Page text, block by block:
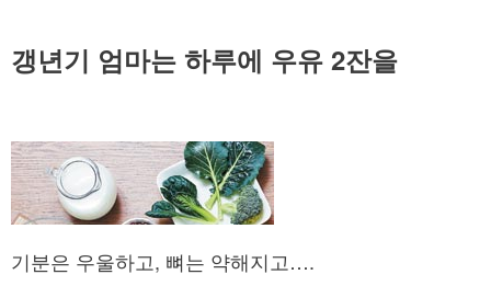
갱년기 엄마는 하루에 우유 2잔을
기분은 우울하고, 뼈는 약해지고….